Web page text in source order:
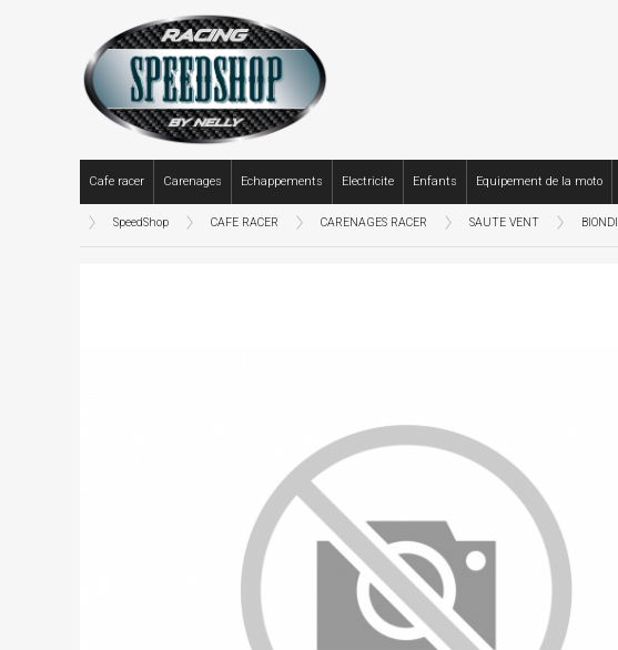
Cafe racer Carenages Echappements Electricite Enfants Equipement de la moto
SpeedShop CAFE RACER CARENAGES RACER SAUTE VENT BIONDI